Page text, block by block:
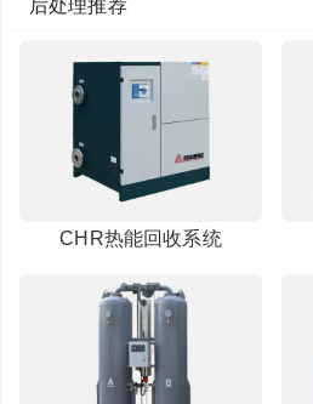
后处理推荐
CHR热能回收系统